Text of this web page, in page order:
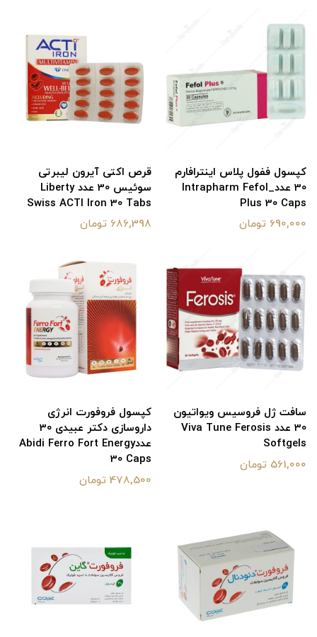
کپسول ففول پلاس اینترافارم
30 عدد_Intrapharm Fefol
Plus 30 Caps
690,000 تومان
قرص اکتی آیرون لیبرتی
سوئیس 30 عدد Liberty
Swiss ACTI Iron 30 Tabs
686,398 تومان
سافت ژل فروسیس ویواتیون
30 عدد Viva Tune Ferosis
Softgels
561,000 تومان
کپسول فروفورت انرژی
داروسازی دکتر عبیدی 30
عددAbidi Ferro Fort Energy
30 Caps
478,500 تومان